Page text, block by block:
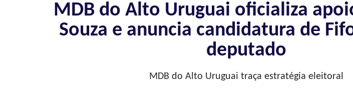
MDB do Alto Uruguai oficializa
Souza e anuncia candidatura de
deputado
MDB do Alto Uruguai traça estratégia eleitoral